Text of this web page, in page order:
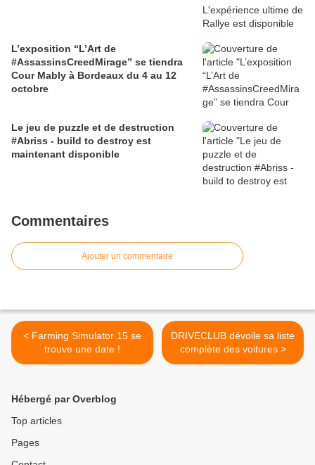
L’exposition “L’Art de
#AssassinsCreedMirage” se tiendra
Cour Mably à Bordeaux du 4 au 12
octobre
Le jeu de puzzle et de destruction
#Abriss - build to destroy est
maintenant disponible
Commentaires
Ajouter un commentaire
< Farming Simulator 15 se
trouve une date !
DRIVECLUB dévoile sa liste
complète des voitures >
Hébergé par Overblog
Top articles
Pages